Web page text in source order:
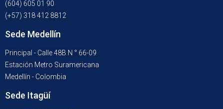
(604) 605 01 90
(+57) 318 412 8812
Sede Medellín
Principal - Calle 48B N ° 66-09
Estación Metro Suramericana
Medellín - Colombia
Sede Itagüí